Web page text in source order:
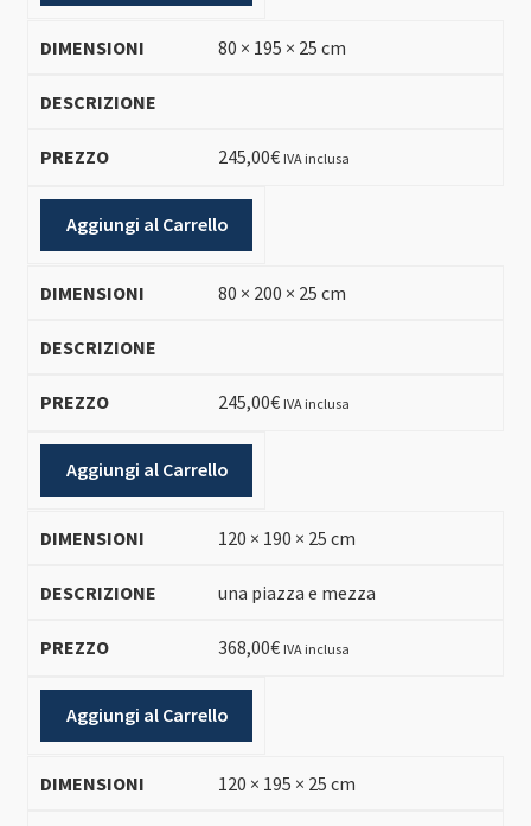
80 × 195 × 25 cm
245,00€ IVA inclusa
Aggiungi al Carrello
80 × 200 × 25 cm
245,00€ IVA inclusa
Aggiungi al Carrello
120 × 190 × 25 cm
una piazza e mezza
368,00€ IVA inclusa
Aggiungi al Carrello
120 × 195 × 25 cm